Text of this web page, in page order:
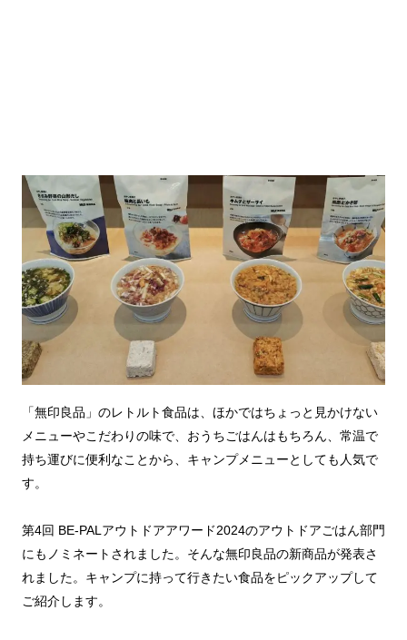
「無印良品」のレトルト食品は、ほかではちょっと見かけない
メニューやこだわりの味で、おうちごはんはもちろん、常温で
持ち運びに便利なことから、キャンプメニューとしても人気で
す。
第4回 BE-PALアウトドアアワード2024のアウトドアごはん部門
にもノミネートされました。そんな無印良品の新商品が発表さ
れました。キャンプに持って行きたい食品をピックアップして
ご紹介します。